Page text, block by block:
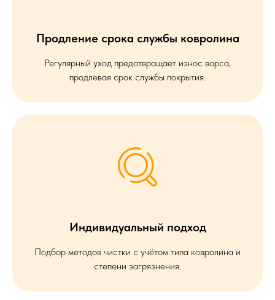
Продление срока службы ковролина
Регулярный уход предотвращает износ ворса,
продлевая срок службы покрытия.
Индивидуальный подход
Подбор методов чистки с учётом типа ковролина и
степени загрязнения.